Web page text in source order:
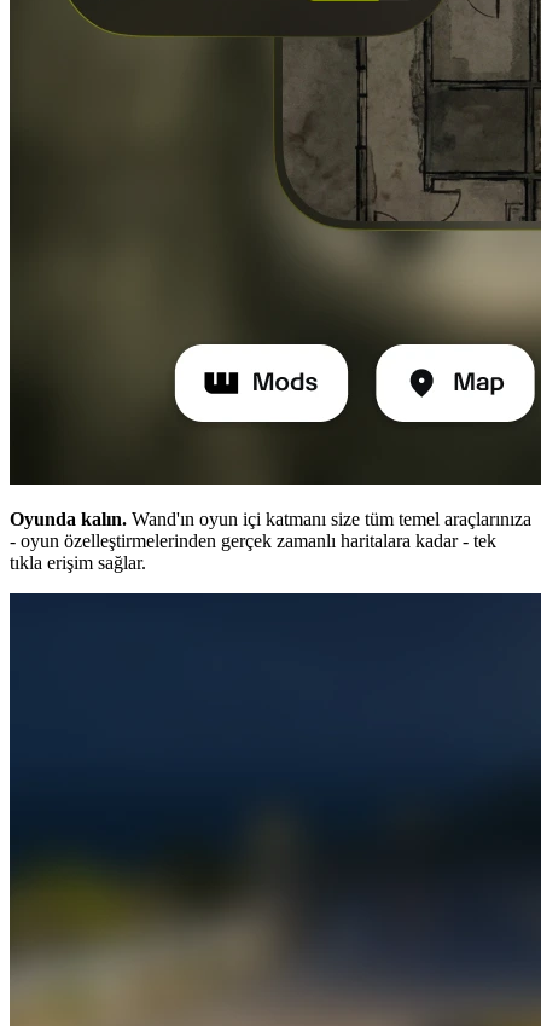
Oyunda kalın. Wand'ın oyun içi katmanı size tüm temel araçlarınıza
- oyun özelleştirmelerinden gerçek zamanlı haritalara kadar - tek
tıkla erişim sağlar.